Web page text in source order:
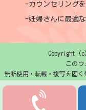
カウンセリング
妊婦さんに最適
Copyright
このウ
無断使用・転載・複写を固